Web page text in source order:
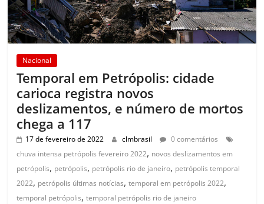
Nacional
Temporal em Petrópolis: cidade
carioca registra novos
deslizamentos, e número de mortos
chega a 117
17 de fevereiro de 2022 clmbrasil
0 comentários
chuva intensa petrópolis fevereiro 2022, novos deslizamentos em
petrópolis, petrópolis, petrópolis rio de janeiro, petrópolis temporal
2022, petrópolis últimas notícias,temporal em petrópolis 2022,
temporal petrópolis,temporal petrópolis rio de janeiro